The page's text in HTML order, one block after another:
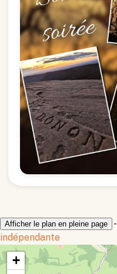
Afficher le plan en pleine page -
indépendante